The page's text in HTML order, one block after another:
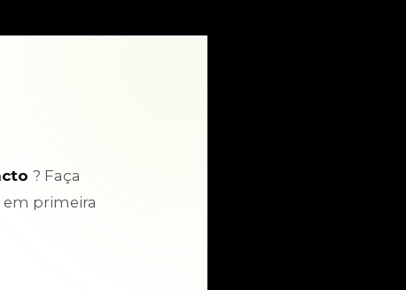
? Faça
primeira